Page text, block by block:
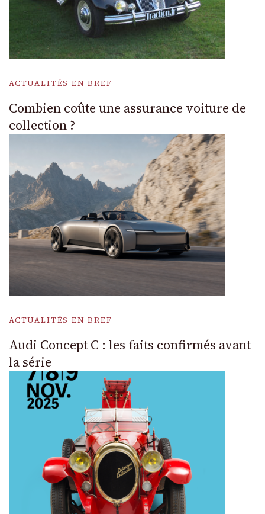
ACTUALITÉS EN BREF
Combien coûte une assurance voiture de
collection ?
ACTUALITÉS EN BREF
Audi Concept C : les faits confirmés avant
la série